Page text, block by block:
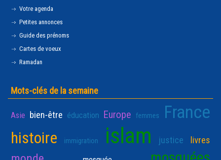
Votre agenda
Petites annonces
Guide des prénoms
Cartes de voeux
Ramadan
Mots-clés de la semaine
Asie bien-être éducation Europe femmes France
histoire immigration islam justice livres